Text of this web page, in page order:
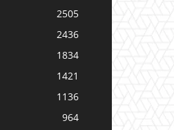
2505
2436
1834
1421
1136
964